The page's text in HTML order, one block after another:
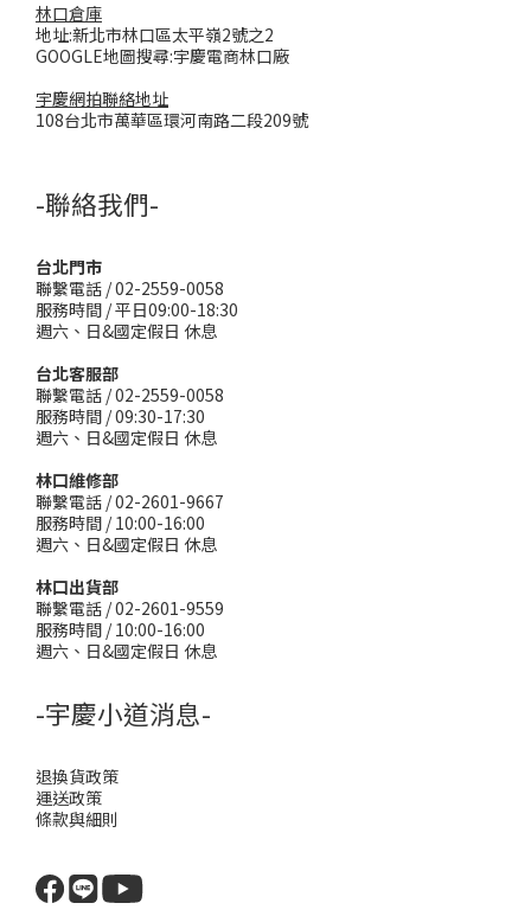
林口倉庫
地址:新北市林口區太平嶺2號之2
GOOGLE地圖搜尋:宇慶電商林口廠
宇慶網拍聯絡地址
108台北市萬華區環河南路二段209號
-聯絡我們-
台北門市
聯繫電話 / 02-2559-0058
服務時間 / 平日09:00-18:30
週六、日&國定假日 休息
台北客服部
聯繫電話 / 02-2559-0058
服務時間 / 09:30-17:30
週六、日&國定假日 休息
林口維修部
聯繫電話 / 02-2601-9667
服務時間 / 10:00-16:00
週六、日&國定假日 休息
林口出貨部
聯繫電話 / 02-2601-9559
服務時間 / 10:00-16:00
週六、日&國定假日 休息
-宇慶小道消息-
退換貨政策
運送政策
條款與細則